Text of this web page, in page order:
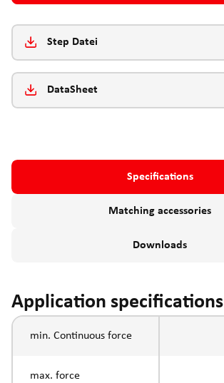
Step Datei
DataSheet
Specifications
Matching accessories
Downloads
Application specifications
min. Continuous force
max. force